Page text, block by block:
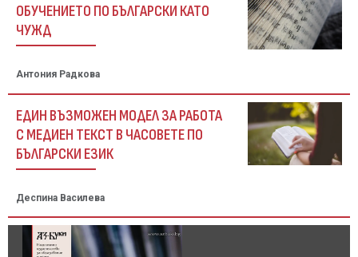
ОБУЧЕНИЕТО ПО БЪЛГАРСКИ КАТО
ЧУЖД
Антония Радкова
ЕДИН ВЪЗМОЖЕН МОДЕЛ ЗА РАБОТА
С МЕДИЕН ТЕКСТ В ЧАСОВЕТЕ ПО
БЪЛГАРСКИ ЕЗИК
Деспина Василева